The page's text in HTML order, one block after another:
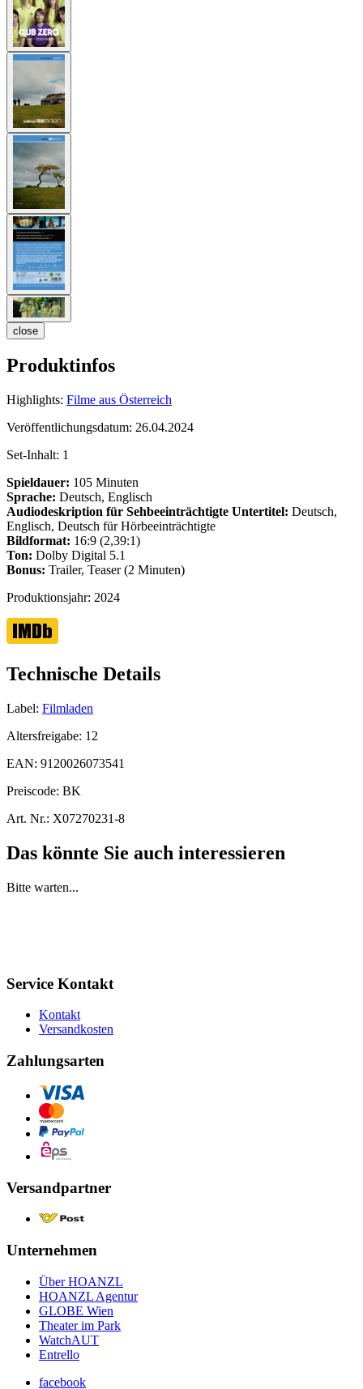
close
Produktinfos
Highlights: Filme aus Österreich
Veröffentlichungsdatum: 26.04.2024
Set-Inhalt: 1
Spieldauer: 105 Minuten
Sprache: Deutsch, Englisch
Audiodeskription für Sehbeeinträchtigte Untertitel: Deutsch,
Englisch, Deutsch für Hörbeeinträchtigte
Bildformat: 16:9 (2,39:1)
Ton: Dolby Digital 5.1
Bonus: Trailer, Teaser (2 Minuten)
Produktionsjahr: 2024
Technische Details
Label: Filmladen
Altersfreigabe: 12
EAN: 9120026073541
Preiscode: BK
Art. Nr.: X07270231-8
Das könnte Sie auch interessieren
Bitte warten...
Service Kontakt
Kontakt
Versandkosten
Zahlungsarten
Versandpartner
Unternehmen
Über HOANZL
HOANZL Agentur
GLOBE Wien
Theater im Park
WatchAUT
Entrello
facebook